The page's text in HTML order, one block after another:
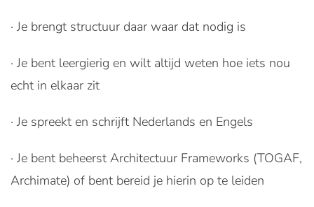
· Je brengt structuur daar waar dat nodig is
· Je bent leergierig en wilt altijd weten hoe iets nou
echt in elkaar zit
· Je spreekt en schrijft Nederlands en Engels
· Je bent beheerst Architectuur Frameworks (TOGAF,
Archimate) of bent bereid je hierin op te leiden